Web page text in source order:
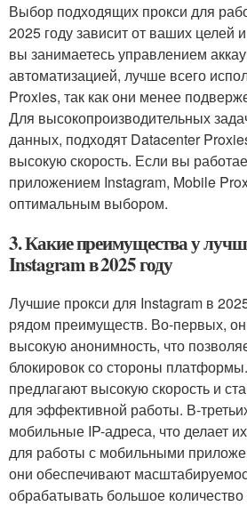
Выбор подходящих прокси для
2025 году зависит от ваших целей
вы занимаетесь управлением
автоматизацией, лучше всего
Proxies, так как они менее
Для высокопроизводительных
данных, подходят Datacenter
высокую скорость. Если вы
приложением Instagram, Mobile
оптимальным выбором.
3. Какие преимущества у
Instagram в 2025 году
Лучшие прокси для Instagram в
рядом преимуществ. Во-первых,
высокую анонимность, что
блокировок со стороны
предлагают высокую скорость и
для эффективной работы. В-
мобильные IP-адреса, что делает
для работы с мобильными
они обеспечивают
обрабатывать большое